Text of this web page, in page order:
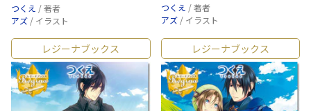
つくえ / 著者
アズ / イラスト
つくえ / 著者
アズ / イラスト
レジーナブックス レジーナブックス